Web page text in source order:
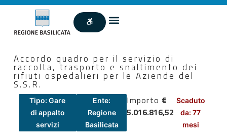
Accordo quadro per il servizio di
raccolta, trasporto e snaltimento dei
rifiuti ospedalieri per le Aziende del
S.S.R.
Tipo: Gare
di appalto
servizi
Ente:
Regione
Basilicata
Importo €
5.016.816,52
Scaduto
da: 77
mesi